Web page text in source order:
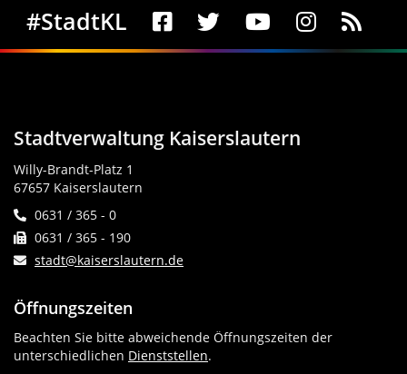
Social Media
#StadtKL
Stadtverwaltung Kaiserslautern
Willy-Brandt-Platz 1
67657 Kaiserslautern
0631 / 365 - 0
0631 / 365 - 190
stadt@kaiserslautern.de
Öffnungszeiten
Beachten Sie bitte abweichende Öffnungszeiten der
unterschiedlichen Dienststellen.